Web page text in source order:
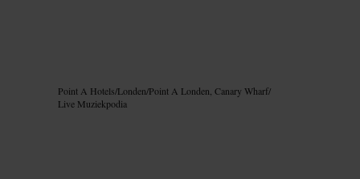
Point A Hotels/Londen/Point A Londen, Canary Wharf/
Live Muziekpodia